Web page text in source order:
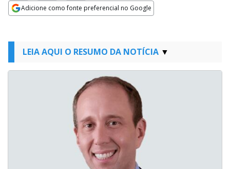
Adicione como fonte preferencial no Google
LEIA AQUI O RESUMO DA NOTÍCIA